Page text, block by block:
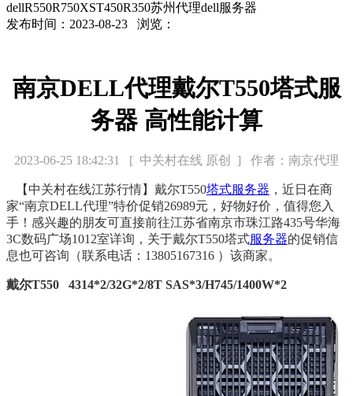
dellR550R750XST450R350苏州代理dell服务器
发布时间：2023-08-23 浏览：
南京DELL代理戴尔T550塔式服
务器 高性能计算
2023-06-25 18:42:31 [ 中关村在线 原创 ] 作者：南京代理
【中关村在线江苏行情】戴尔T550塔式服务器 ，近日在商
家“南京DELL代理”特价促销26989元，好物好价，值得您入
手！感兴趣的朋友可直接前往江苏省南京市珠江路435号华海
3C数码广场1012室详询，关于戴尔T550塔式服务器的促销信
息也可咨询（联系电话：13805167316 ）该商家。
戴尔T550 4314*2/32G*2/8T SAS*3/H745/1400W*2